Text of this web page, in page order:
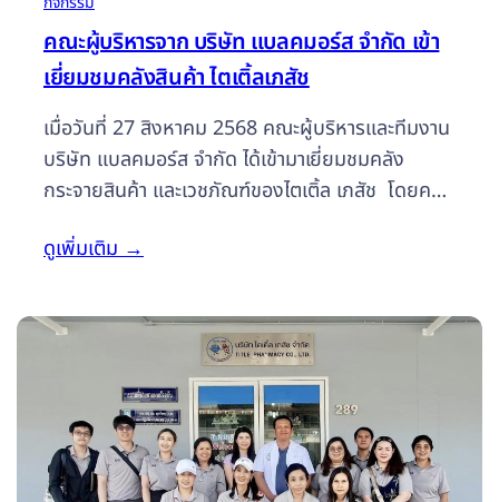
คณะผู้บริหารจาก บริษัท แบลคมอร์ส จำกัด เข้า
เยี่ยมชมคลังสินค้า ไตเติ้ลเภสัช
เมื่อวันที่ 27 สิงหาคม 2568 คณะผู้บริหารและทีมงาน
บริษัท แบลคมอร์ส จำกัด ได้เข้ามาเยี่ยมชมคลัง
กระจายสินค้า และเวชภัณฑ์ของไตเติ้ล เภสัช โดยคณะ
ถามถึงฟีดแบคจากกลุ่มลูกค้า และแนวทางการขาย
พัฒนาคุณภาพสินค้าให้ทันสมัย ตอบโจทย์กลุ่มลูกค้า
ได้อย่างหลากหลาย และเกิดประโยชน์สูงสุดบริษัท ไต
เติ้ลเภสัช จำกัด ขอขอบพระคุณคณะผู้บริหารและทีม
งานบริษัท แบลคมอร์ส จำกัด ที่ให้เกียรติร่วมแบ่งปัน
ประสบการณ์ในครั้งนี้ เราจะนำไปพัฒนาให้ดียิ่งขึ้นไป
ดูเพิ่มเติม→